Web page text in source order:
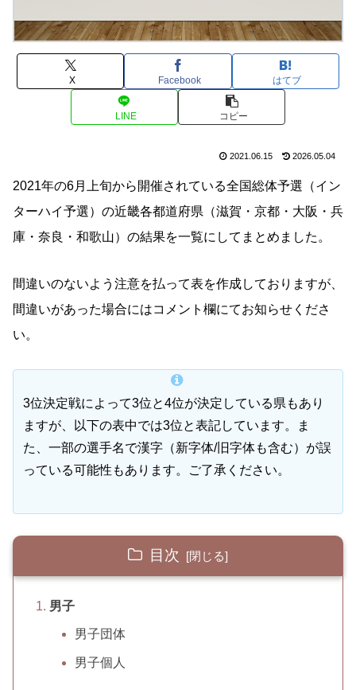
X Facebook はてブ
LINE コピー
2021.06.15 2026.05.04
2021年の6月上旬から開催されている全国総体予選（イン
ターハイ予選）の近畿各都道府県（滋賀・京都・大阪・兵
庫・奈良・和歌山）の結果を一覧にしてまとめました。
間違いのないよう注意を払って表を作成しておりますが、
間違いがあった場合にはコメント欄にてお知らせくださ
い。
3位決定戦によって3位と4位が決定している県もあり
ますが、以下の表中では3位と表記しています。ま
た、一部の選手名で漢字（新字体/旧字体も含む）が誤
っている可能性もあります。ご了承ください。
目次
男子
男子団体
男子個人